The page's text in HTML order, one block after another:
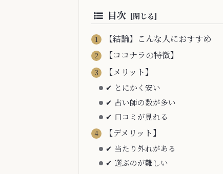
目次
【結論】こんな人におすすめ
【ココナラの特徴】
【メリット】
✔ とにかく安い
✔ 占い師の数が多い
✔ 口コミが見れる
【デメリット】
✔ 当たり外れがある
✔ 選ぶのが難しい